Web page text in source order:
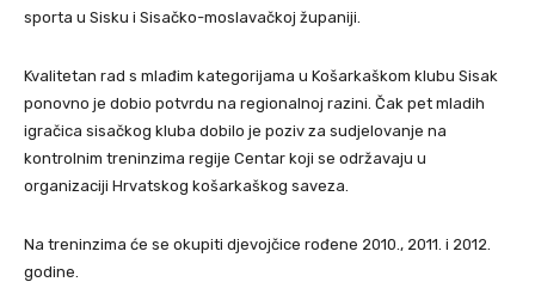
sporta u Sisku i Sisačko-moslavačkoj županiji.
Kvalitetan rad s mlađim kategorijama u Košarkaškom klubu Sisak
ponovno je dobio potvrdu na regionalnoj razini. Čak pet mladih
igračica sisačkog kluba dobilo je poziv za sudjelovanje na
kontrolnim treninzima regije Centar koji se održavaju u
organizaciji Hrvatskog košarkaškog saveza.
Na treninzima će se okupiti djevojčice rođene 2010., 2011. i 2012.
godine.